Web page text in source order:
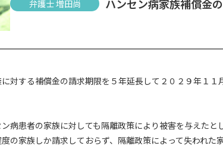
弁護士 増田尚
ハンセン病家族補償金
対する補償金の請求期限を５年延長して２０２９年１
病患者の家族に対しても隔離政策により被害を与えた
の家族しか請求しておらず、隔離政策によって失われ